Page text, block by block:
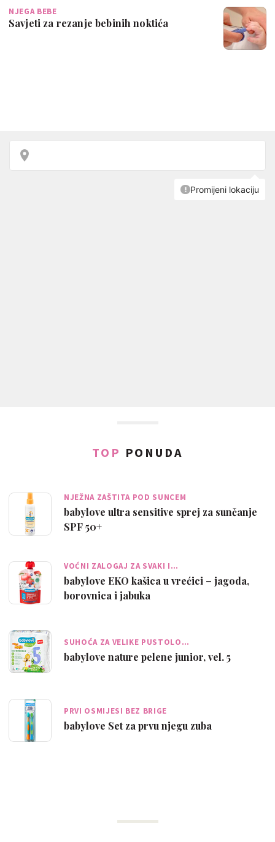
NJEGA BEBE
Savjeti za rezanje bebinih noktića
TOP PONUDA
NJEŽNA ZAŠTITA POD SUNCEM
babylove ultra sensitive sprej za sunčanje
SPF 50+
VOĆNI ZALOGAJ ZA SVAKI I…
babylove EKO kašica u vrećici – jagoda,
borovnica i jabuka
SUHOĆA ZA VELIKE PUSTOLO…
babylove nature pelene junior, vel. 5
PRVI OSMIJESI BEZ BRIGE
babylove Set za prvu njegu zuba